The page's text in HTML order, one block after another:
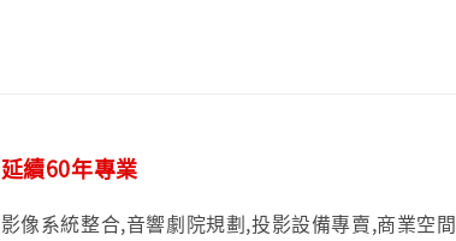
延續60年專業
影像系統整合,音響劇院規劃,投影設備專賣,商業空間